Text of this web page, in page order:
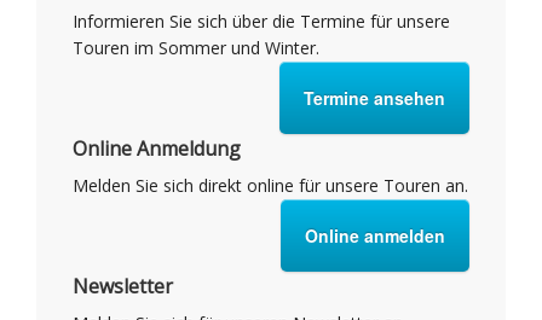
Informieren Sie sich über die Termine für unsere
Touren im Sommer und Winter.
Termine ansehen
Online Anmeldung
Melden Sie sich direkt online für unsere Touren an.
Online anmelden
Newsletter